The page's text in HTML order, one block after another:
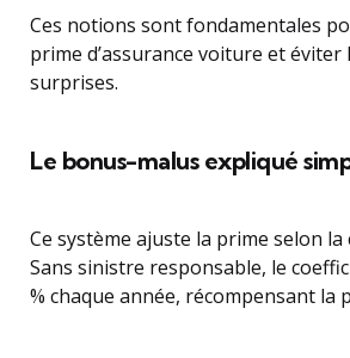
Ces notions sont fondamentales
prime d’assurance voiture et éviter
surprises.
Le bonus-malus expliqué
Ce système ajuste la prime selon la
Sans sinistre responsable, le
% chaque année, récompensant la